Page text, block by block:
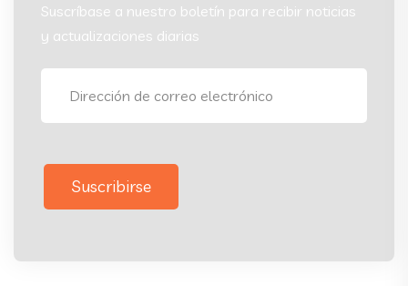
Suscríbase a nuestro boletín para recibir noticias
y actualizaciones diarias
Suscribirse